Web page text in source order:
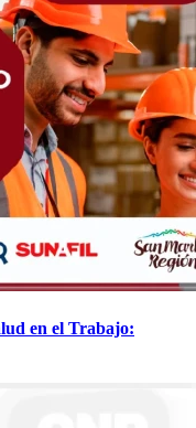
en el Trabajo: